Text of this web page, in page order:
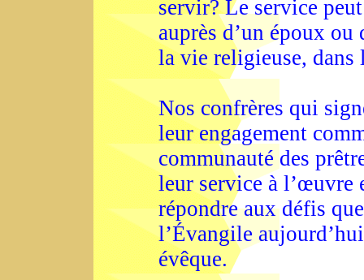
servir? Le service
auprès d’un époux ou
la vie religieuse, dans
Nos confrères qui
leur engagement
communauté des
leur service à l’œuvre
répondre aux défis
l’Évangile
évêque.